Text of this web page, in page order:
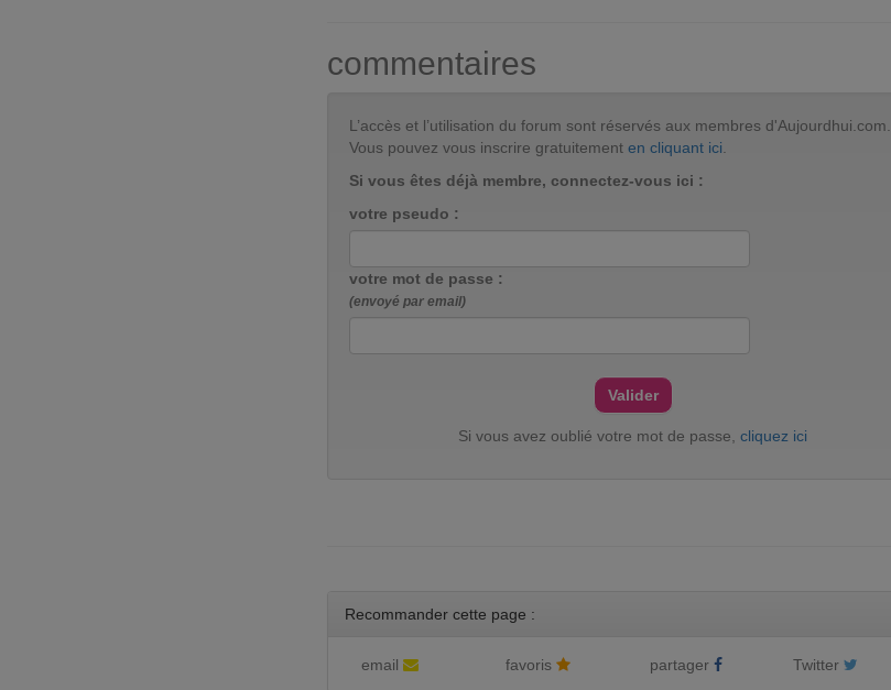
commentaires
L’accès et l’utilisation du forum sont réservés aux membres d'Aujourdhui.com.
Vous pouvez vous inscrire gratuitement en cliquant ici
Si vous êtes déjà membre, connectez-vous ici :
votre pseudo :
votre mot de passe :
(envoyé par email)
Si vous avez oublié votre mot de passe, cliquez ici
Recommander cette page :
email favoris partager Twitter